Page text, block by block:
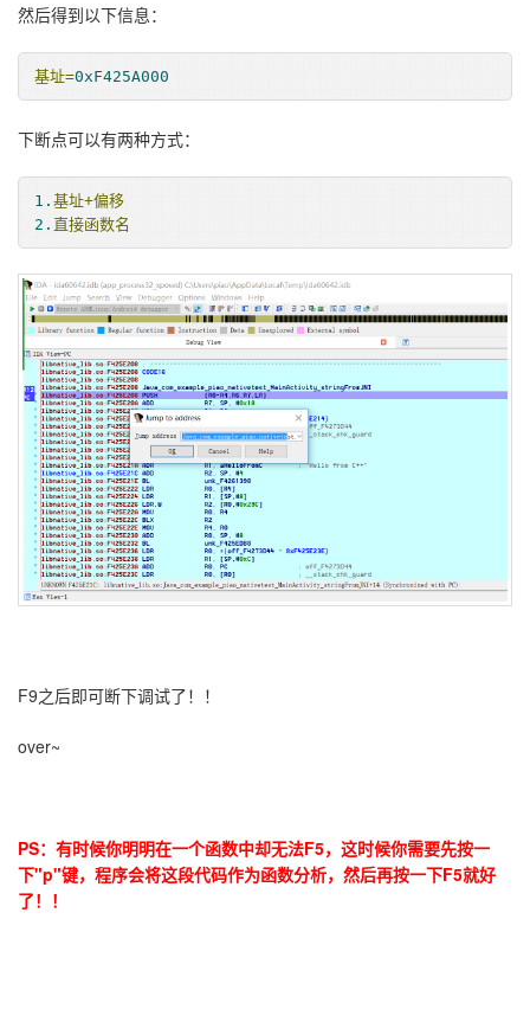
然后得到以下信息：
基址=0xF425A000
下断点可以有两种方式：
1.基址+偏移
2. 直接函数名
F9之后即可断下调试了！！
over~
PS：有时候你明明在一个函数中却无法F5，这时候你需要先按一
下"p"键，程序会将这段代码作为函数分析，然后再按一下F5就好
了！！